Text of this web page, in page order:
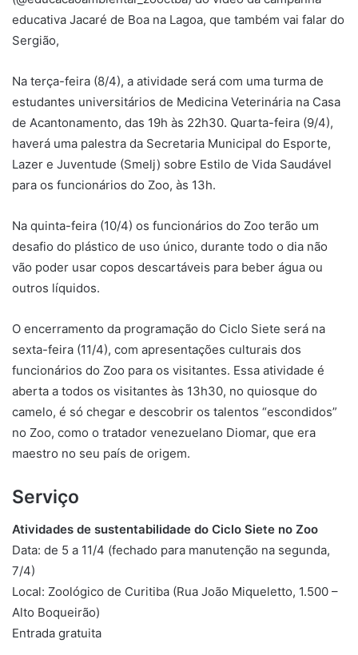
educativa Jacaré de Boa na Lagoa, que também vai falar do
Sergião,
Na terça-feira (8/4), a atividade será com uma turma de
estudantes universitários de Medicina Veterinária na Casa
de Acantonamento, das 19h às 22h30. Quarta-feira (9/4),
haverá uma palestra da Secretaria Municipal do Esporte,
Lazer e Juventude (Smelj) sobre Estilo de Vida Saudável
para os funcionários do Zoo, às 13h.
Na quinta-feira (10/4) os funcionários do Zoo terão um
desafio do plástico de uso único, durante todo o dia não
vão poder usar copos descartáveis para beber água ou
outros líquidos.
O encerramento da programação do Ciclo Siete será na
sexta-feira (11/4), com apresentações culturais dos
funcionários do Zoo para os visitantes. Essa atividade é
aberta a todos os visitantes às 13h30, no quiosque do
camelo, é só chegar e descobrir os talentos “escondidos”
no Zoo, como o tratador venezuelano Diomar, que era
maestro no seu país de origem.
Serviço
Atividades de sustentabilidade do Ciclo Siete no Zoo
Data: de 5 a 11/4 (fechado para manutenção na segunda,
7/4)
Local: Zoológico de Curitiba (Rua João Miqueletto, 1.500 –
Alto Boqueirão)
Entrada gratuita